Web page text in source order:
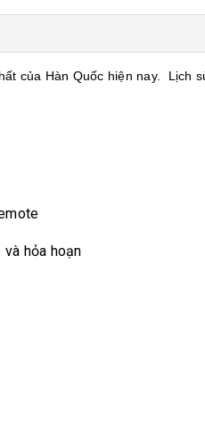
của Hàn Quốc hiện nay. Lịch
hỏa hoạn